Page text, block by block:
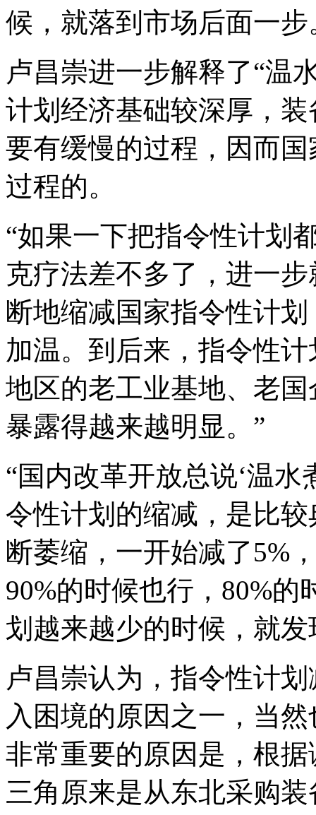
候，就落到市场后面一步
卢昌崇进一步解释了“温
计划经济基础较深厚，
要有缓慢的过程，因而
过程的。
“如果一下把指令性计划
克疗法差不多了，进一
断地缩减国家指令性计
加温。到后来，指令性
地区的老工业基地、老
暴露得越来越明显。”
“国内改革开放总说‘温
令性计划的缩减，是比
断萎缩，一开始减了5%
90%的时候也行，80%
划越来越少的时候，就
卢昌崇认为，指令性计
入困境的原因之一，当
非常重要的原因是，根
三角原来是从东北采购